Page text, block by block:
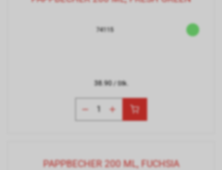
74115
38.90/ Stk.
PAPPBECHER 200 ML, FUCHSIA